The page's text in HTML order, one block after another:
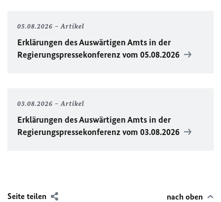
05.08.2026 Artikel
Erklärungen des Auswärtigen Amts in der
Regierungspressekonferenz vom 05.08.2026
03.08.2026 Artikel
Erklärungen des Auswärtigen Amts in der
Regierungspressekonferenz vom 03.08.2026
Seite teilen nach oben